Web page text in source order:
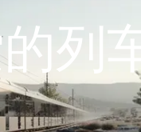
列